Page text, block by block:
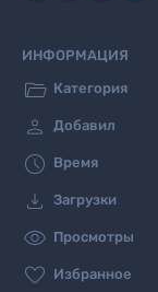
ИНФОРМАЦИЯ
 Категория
 Добавил
 Время
 Загрузки
 Просмотры
 Избранное